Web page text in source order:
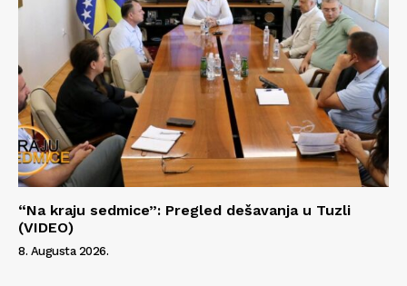
“Na kraju sedmice”: Pregled dešavanja u Tuzli
(VIDEO)
8. Augusta 2026.